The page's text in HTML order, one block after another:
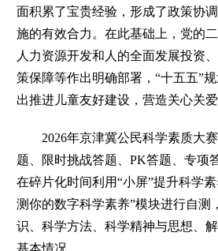
面积累了宝贵经验，形成了政策协
施的有效合力。在此基础上，党的
人力资源开发和人的全面发展投资
策保障等作出明确部署，“十五五”
出推进儿童友好建设，营造关心关
2026年京津冀公民科学素质大赛
题、限时挑战答题、PK答题、专项
在碎片化时间利用“小屏”提升科学
测你的数字科学素养”模块进行自测
识、科学方法、科学精神与思想、
基本情况。